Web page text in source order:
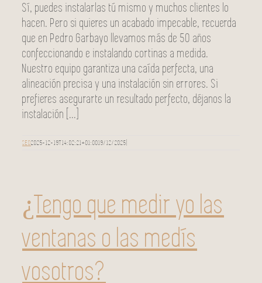
Sí, puedes instalarlas tú mismo y muchos clientes lo
hacen. Pero si quieres un acabado impecable, recuerda
que en Pedro Garbayo llevamos más de 50 años
confeccionando e instalando cortinas a medida.
Nuestro equipo garantiza una caída perfecta, una
alineación precisa y una instalación sin errores. Si
prefieres asegurarte un resultado perfecto, déjanos la
instalación [...]
SEO2025-12-19T14:02:21+01:0019/12/2025
¿Tengo que medir yo las
ventanas o las medís
vosotros?